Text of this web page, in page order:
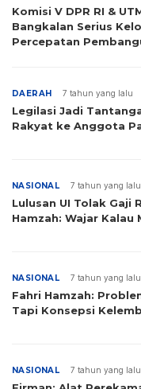
Komisi V DPR RI &
Bangkalan Serius
Percepatan
DAERAH 7 tahun yang lalu
Legilasi Jadi
Rakyat ke Anggota
NASIONAL 7 tahun yang lalu
Lulusan UI Tolak Gaji
Hamzah: Wajar Kalau
NASIONAL 7 tahun yang lalu
Fahri Hamzah:
Tapi Konsepsi
NASIONAL 7 tahun yang lalu